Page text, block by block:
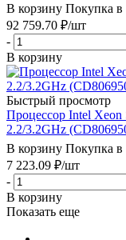
В корзину Покупка в
92 759.70 ₽/шт
-
В корзину
Быстрый просмотр
Процессор Intel
2.2/3.2GHz
В корзину Покупка в
7 223.09 ₽/шт
-
В корзину
Показать еще